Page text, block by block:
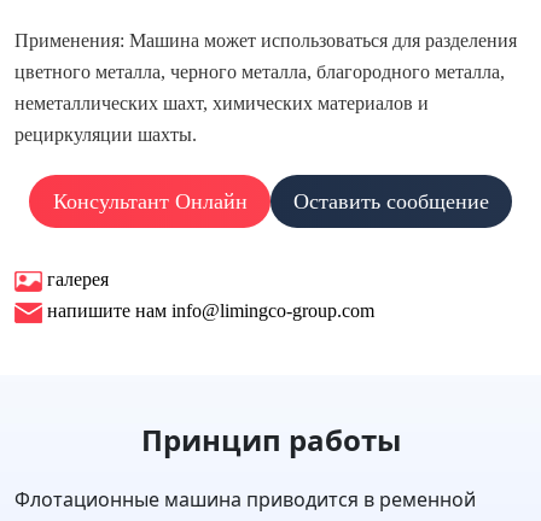
Применения: Машина может использоваться для разделения
цветного металла, черного металла, благородного металла,
неметаллических шахт, химических материалов и
рециркуляции шахты.
Консультант Онлайн Оставить сообщение
галерея
напишите нам info@limingco-group.com
Принцип работы
Флотационные машина приводится в ременной